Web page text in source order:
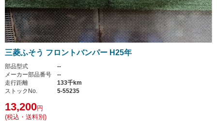
三菱ふそう フロントバンパー H25年
部品型式
--
メーカー部品番号
--
走行距離
133千km
ストックNo.
5-55235
13,200円
(税込・送料別)